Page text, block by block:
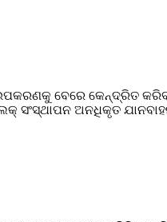
ବେରେ କେନ୍ଦ୍ରିତ
ସଂସ୍ଥାପନ ଅନଧିକୃତ